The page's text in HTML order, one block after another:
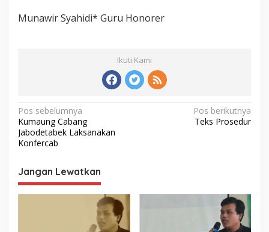
Munawir Syahidi* Guru Honorer
Ikuti Kami
Navigasi
pos
Pos sebelumnya
Kumaung Cabang
Jabodetabek Laksanakan
Konfercab
Pos berikutnya
Teks Prosedur
Jangan Lewatkan